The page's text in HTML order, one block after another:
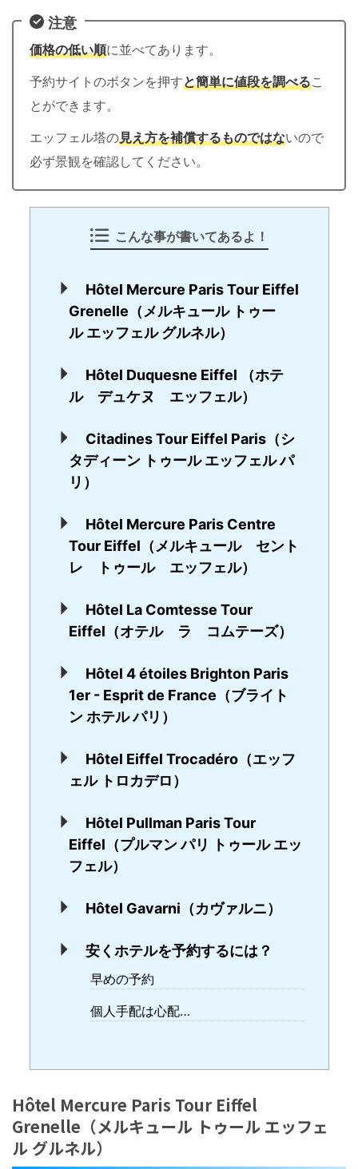
注意
価格の低い順に並べてあります。
予約サイトのボタンを押すと簡単に値段を調べるこ
とができます。
エッフェル塔の見え方を補償するものではないので
必ず景観を確認してください。
こんな事が書いてあるよ！
Hôtel Mercure Paris Tour Eiffel
Grenelle（メルキュール トゥー
ル エッフェル グルネル）
Hôtel Duquesne Eiffel （ホテ
ル デュケヌ エッフェル）
Citadines Tour Eiffel Paris（シ
タディーン トゥール エッフェル パ
リ）
Hôtel Mercure Paris Centre
Tour Eiffel（メルキュール セント
レ トゥール エッフェル）
Hôtel La Comtesse Tour
Eiffel（オテル ラ コムテーズ）
Hôtel 4 étoiles Brighton Paris
1er - Esprit de France（ブライト
ン ホテル パリ）
Hôtel Eiffel Trocadéro（エッフ
ェル トロカデロ）
Hôtel Pullman Paris Tour
Eiffel（プルマン パリ トゥール エッ
フェル）
Hôtel Gavarni（カヴァルニ）
安くホテルを予約するには？
早めの予約
個人手配は心配…
Hôtel Mercure Paris Tour Eiffel
Grenelle（メルキュール トゥール エッフェ
ル グルネル）